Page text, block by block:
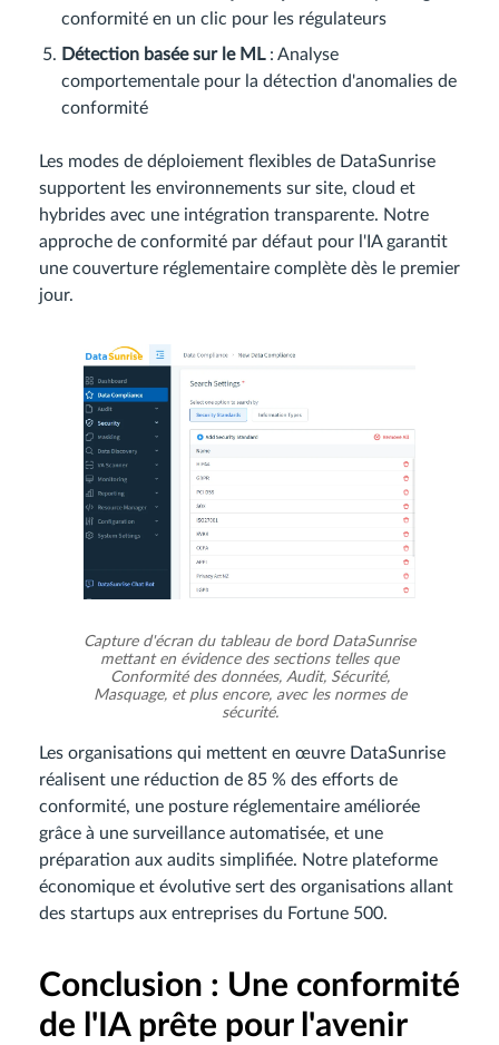
conformité en un clic pour les régulateurs
Détection basée sur le ML: Analyse
comportementale pour la détection d'anomalies de
conformité
Les modes de déploiement flexibles de DataSunrise
supportent les environnements sur site, cloud et
hybrides avec une intégration transparente. Notre
approche de conformité par défaut pour l'IA garantit
une couverture réglementaire complète dès le premier
jour.
Capture d'écran du tableau de bord DataSunrise
mettant en évidence des sections telles que
Conformité des données, Audit, Sécurité,
Masquage, et plus encore, avec les normes de
sécurité.
Les organisations qui mettent en œuvre DataSunrise
réalisent une réduction de 85 % des efforts de
conformité, une posture réglementaire améliorée
grâce à une surveillance automatisée, et une
préparation aux audits simplifiée. Notre plateforme
économique et évolutive sert des organisations allant
des startups aux entreprises du Fortune 500.
Conclusion : Une conformité
de l'IA prête pour l'avenir